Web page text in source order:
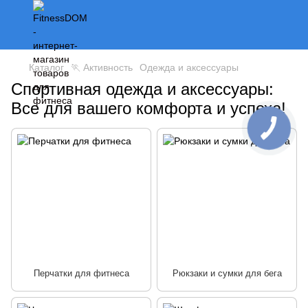
Каталог 🏃 Активность Одежда и аксессуары
Спортивная одежда и аксессуары:
Все для вашего комфорта и успеха!
Перчатки для фитнеса Рюкзаки и сумки для бега